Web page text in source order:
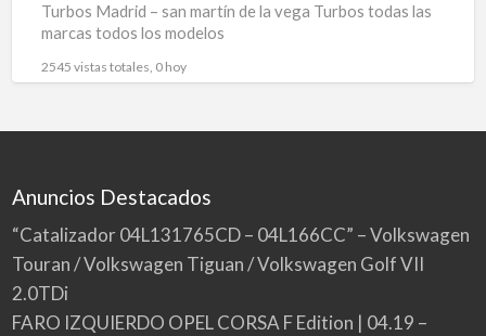
Turbos Madrid – san martín de la vega Turbos todas las
marcas todos los modelos
2545 vistas totales, 0 hoy
Anuncios Destacados
“Catalizador 04L131765CD – 04L166CC” – Volkswagen
Touran / Volkswagen Tiguan / Volkswagen Golf VII
2.0TDi
FARO IZQUIERDO OPEL CORSA F Edition | 04.19 –